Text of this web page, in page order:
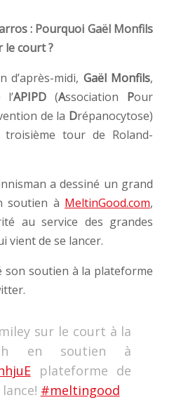
: Pourquoi Gaël Monfils
le court ?
d’après-midi, Gaël Monfils,
l’APIPD (Association Pour
de la Drépanocytose)
tour de Roland-
a dessiné un grand
soutien à MeltinGood.com,
au service des grandes
vient de se lancer.
son soutien à la plateforme
sur le court à la
en soutien à
plateforme de
#meltingood